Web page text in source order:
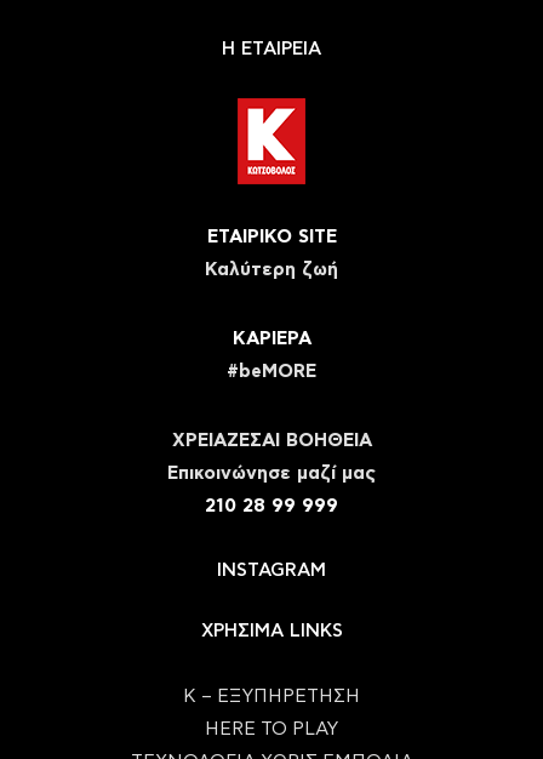
Η ΕΤΑΙΡΕΙΑ
ΕΤΑΙΡΙΚΟ SITE
Καλύτερη ζωή
ΚΑΡΙΕΡΑ
#beMORE
ΧΡΕΙΑΖΕΣΑΙ ΒΟΗΘΕΙΑ
Eπικοινώνησε μαζί μας
210 28 99 999
INSTAGRAM
ΧΡΗΣΙΜΑ LINKS
Κ – ΕΞΥΠΗΡΕΤΗΣΗ
HERE TO PLAY